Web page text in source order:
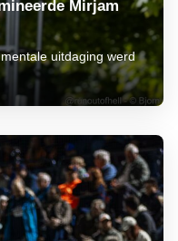
Mirjam
uitdaging werd